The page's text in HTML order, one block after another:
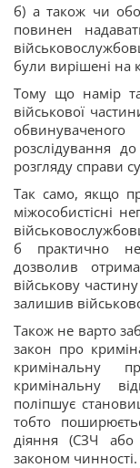
б) а також чи
повинен
були вирішені на
Тому що намір
військової
розслідування
розгляду справи
Так само, якщо
міжособистісні
б практично
дозволив
військову
залишив
Також не варто
закон про
кримінальну
кримінальну
поліпшує
тобто
діяння (СЗЧ або
законом чинності.